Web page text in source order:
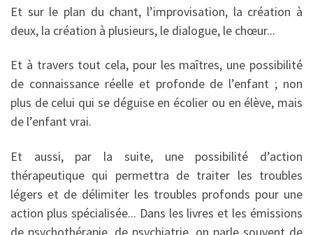
Et sur le plan du chant, l’improvisation, la création à
deux, la création à plusieurs, le dialogue, le chœur...
Et à travers tout cela, pour les maîtres, une possibilité
de connaissance réelle et profonde de l’enfant ; non
plus de celui qui se déguise en écolier ou en élève, mais
de l’enfant vrai.
Et aussi, par la suite, une possibilité d’action
thérapeutique qui permettra de traiter les troubles
légers et de délimiter les troubles profonds pour une
action plus spécialisée... Dans les livres et les émissions
de psychothéra­pie, de psychiatrie, on parle souvent de